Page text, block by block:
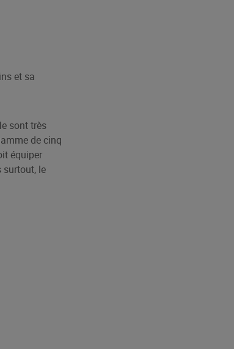
et sa
sont très
de cinq
équiper
le